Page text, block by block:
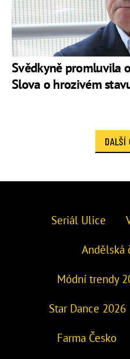
Svědkyně promluvila
Slova o hrozivém
DALŠÍ
Seriál Ulice
Andělská
Módní trendy
Star Dance 2026
Farma Česko